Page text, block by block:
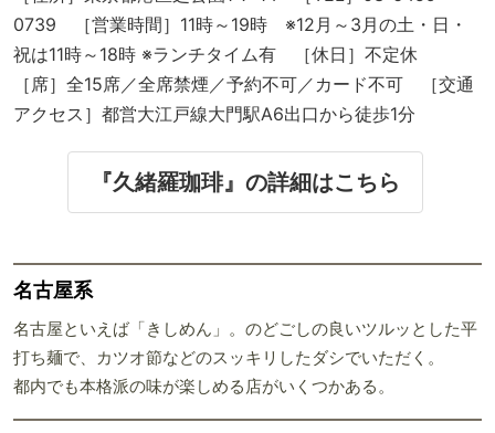
0739 ［営業時間］11時～19時 ※12月～3月の土・日・
祝は11時～18時 ※ランチタイム有 ［休日］不定休
［席］全15席／全席禁煙／予約不可／カード不可 ［交通
アクセス］都営大江戸線大門駅A6出口から徒歩1分
『久緒羅珈琲』の詳細はこちら
名古屋系
名古屋といえば「きしめん」。のどごしの良いツルッとした平
打ち麺で、カツオ節などのスッキリしたダシでいただく。
都内でも本格派の味が楽しめる店がいくつかある。